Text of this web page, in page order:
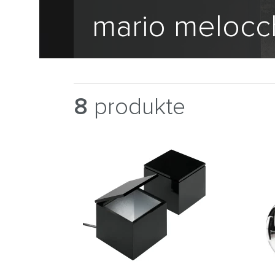
mario
8 produkte